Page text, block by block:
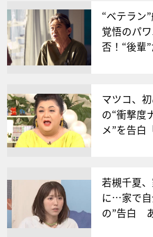
“ベテラン
覚悟のパ
否！“後輩
マツコ、
の“衝撃度
メ”を告白
若槻千夏
に…家で自
の”告白